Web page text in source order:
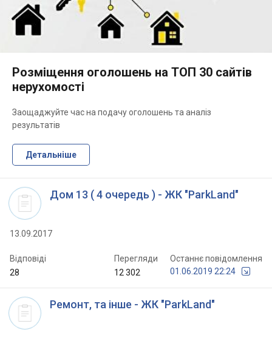
Дом 13 ( 4 очередь ) - ЖК "ParkLand"
13.09.2017
Відповіді
28
Перегляди
12 302
Останнє повідомлення
01.06.2019 22:24
Ремонт, та інше - ЖК "ParkLand"
Розміщення оголошень на ТОП 30 сайтів
нерухомості
Заощаджуйте час на подачу оголошень та аналіз
результатів
Детальніше